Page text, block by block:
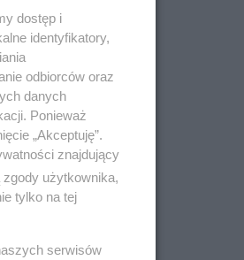
dostęp i
identyfikatory,
odbiorców oraz
danych
Ponieważ
„Akceptuję”.
znajdujący
użytkownika,
tylko na tej
serwisów